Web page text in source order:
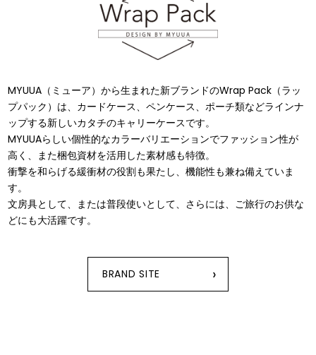
MYUUA（ミューア）から⽣まれた新ブランドのWrap Pack（ラッ
プパック）は、カードケース、ペンケース、ポーチ類などラインナ
ップする新しいカタチのキャリーケースです。
MYUUAらしい個性的なカラーバリエーションでファッション性が
⾼く、また梱包資材を活⽤した素材感も特徴。
衝撃を和らげる緩衝材の役割も果たし、機能性も兼ね備えていま
す。
⽂房具として、または普段使いとして、さらには、ご旅⾏のお供な
どにも⼤活躍です。
BRAND SITE ›